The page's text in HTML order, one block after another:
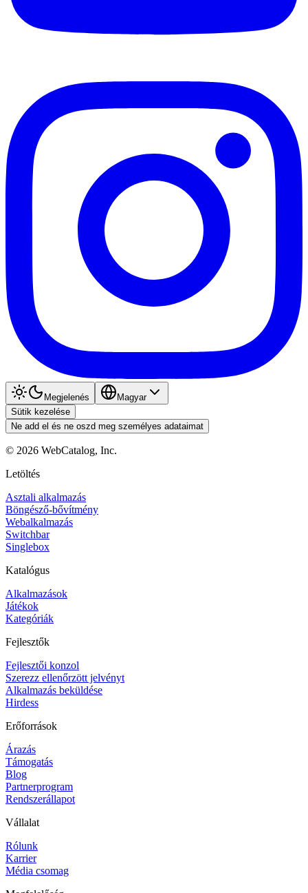
Megjelenés
Magyar
Sütik kezelése
Ne add el és ne oszd meg személyes adataimat
© 2026 WebCatalog, Inc.
Letöltés
Asztali alkalmazás
Böngésző-bővítmény
Webalkalmazás
Switchbar
Singlebox
Katalógus
Alkalmazások
Játékok
Kategóriák
Fejlesztők
Fejlesztői konzol
Szerezz ellenőrzött jelvényt
Alkalmazás beküldése
Hirdess
Erőforrások
Árazás
Támogatás
Blog
Partnerprogram
Rendszerállapot
Vállalat
Rólunk
Karrier
Média csomag